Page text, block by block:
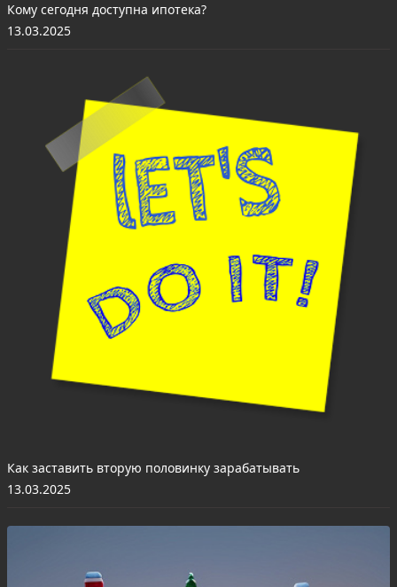
Кому сегодня доступна ипотека?
13.03.2025
Как заставить вторую половинку зарабатывать
13.03.2025